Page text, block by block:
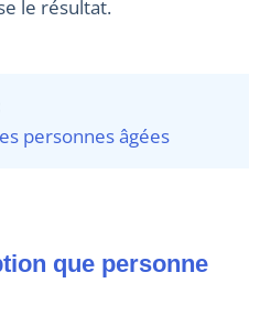
le résultat.
personnes âgées
que personne